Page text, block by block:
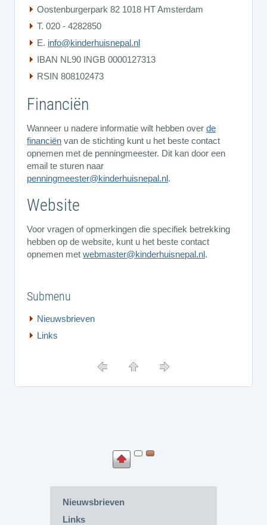
Oostenburgerpark 82 1018 HT Amsterdam
T. 020 - 4282850
E. info@kinderhuisnepal.nl
IBAN NL90 INGB 0000127313
RSIN 808102473
Financiën
Wanneer u nadere informatie wilt hebben over de
financiën van de stichting kunt u het beste contact
opnemen met de penningmeester. Dit kan door een
email te sturen naar
penningmeester@kinderhuisnepal.nl.
Website
Voor vragen of opmerkingen die specifiek betrekking
hebben op de website, kunt u het beste contact
opnemen met webmaster@kinderhuisnepal.nl.
Submenu
Nieuwsbrieven
Links
Nieuwsbrieven
Links